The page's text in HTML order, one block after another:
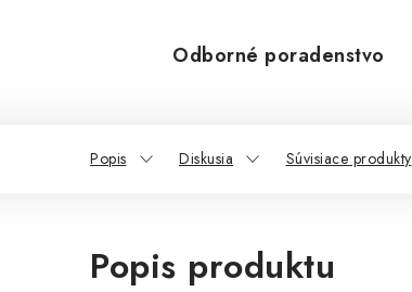
Odborné poradenstvo
Popis Diskusia Súvisiace produkty
Popis produktu